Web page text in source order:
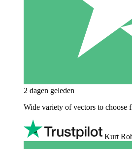
2 dagen geleden
Wide variety of vectors to choose
Kurt